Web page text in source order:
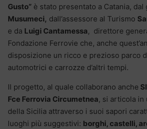
Gusto” è stato presentato a Catania, dal
Musumeci, dall’assessore al Turismo
e da Luigi Cantamessa, direttore
Fondazione Ferrovie che, anche
disposizione un ricco e prezioso parco
automotrici e carrozze d’altri tempi.
Il progetto, al quale collaborano anche
Fce Ferrovia Circumetnea, si articola in
della Sicilia attraverso i suoi sapori
luoghi più suggestivi: borghi, castelli,